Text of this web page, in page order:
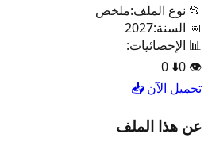
📂 نوع الملف:ملخص
📅 السنة:2027
📊 الإحصائيات:
👁️
0
⬇️
0
تحميل الآن 📥
عن هذا الملف